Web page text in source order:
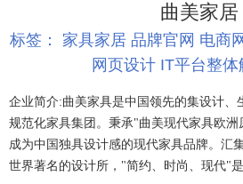
曲美家居
标签： 家具家居 品牌官网 电商
网页设计 IT平台整体
企业简介:曲美家具是中国领先的集设计、
规范化家具集团。秉承"曲美现代家具欧
成为中国独具设计感的现代家具品牌。汇
世界著名的设计所，"简约、时尚、现代"